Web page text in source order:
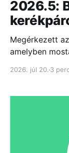
2026.5:
Megérkezett
amelyben
Emellett
2026. júl 20. 3